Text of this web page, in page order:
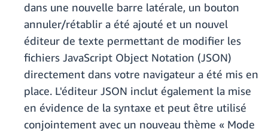
dans une nouvelle barre latérale, un bouton
annuler/rétablir a été ajouté et un nouvel
éditeur de texte permettant de modifier les
fichiers JavaScript Object Notation (JSON)
directement dans votre navigateur a été mis en
place. L'éditeur JSON inclut également la mise
en évidence de la syntaxe et peut être utilisé
conjointement avec un nouveau thème « Mode